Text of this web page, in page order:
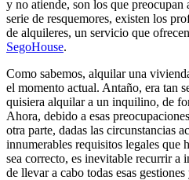
y no atiende, son los que
serie de resquemores, existen los
de alquileres, un servicio que
SegoHouse.
Como sabemos, alquilar una
el momento actual. Antaño, era tan
quisiera alquilar a un inquilino, de
Ahora, debido a esas
otra parte, dadas las circunstancias
innumerables requisitos legales que
sea correcto, es inevitable recurrir a
de llevar a cabo todas esas